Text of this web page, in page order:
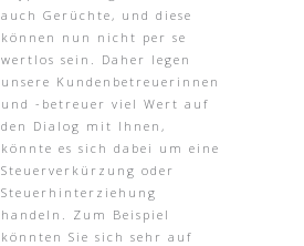
auch Gerüchte, und diese
können nun nicht per se
wertlos sein. Daher legen
unsere Kundenbetreuerinnen
und -betreuer viel Wert auf
den Dialog mit Ihnen,
könnte es sich dabei um eine
Steuerverkürzung oder
Steuerhinterziehung
handeln. Zum Beispiel
könnten Sie sich sehr auf